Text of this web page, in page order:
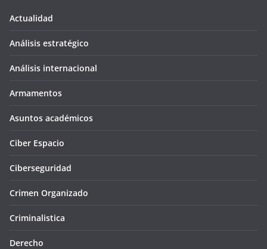
Actualidad
Análisis estratégico
Análisis internacional
Armamentos
Asuntos académicos
Ciber Espacio
Ciberseguridad
Crimen Organizado
Criminalistica
Derecho